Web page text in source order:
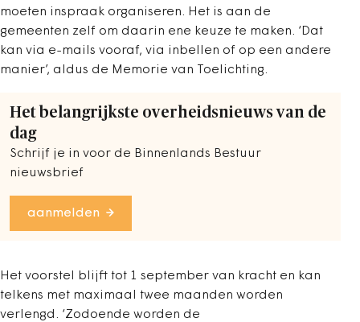
moeten inspraak organiseren. Het is aan de
gemeenten zelf om daarin ene keuze te maken. ‘Dat
kan via e-mails vooraf, via inbellen of op een andere
manier’, aldus de Memorie van Toelichting.
Het belangrijkste overheidsnieuws van de
dag
Schrijf je in voor de Binnenlands Bestuur
nieuwsbrief
aanmelden
Het voorstel blijft tot 1 september van kracht en kan
telkens met maximaal twee maanden worden
verlengd. ‘Zodoende worden de